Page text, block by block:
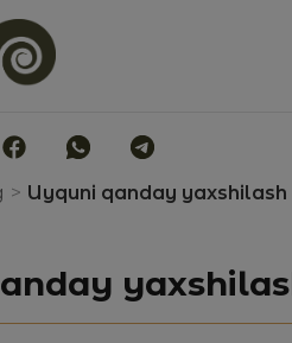
> Uyquni qanday